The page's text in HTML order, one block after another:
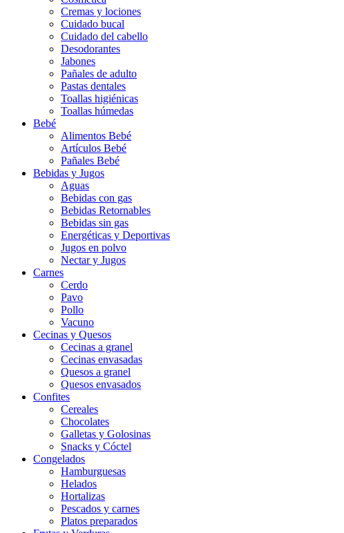
Cremas y lociones
Cuidado bucal
Cuidado del cabello
Desodorantes
Jabones
Pañales de adulto
Pastas dentales
Toallas higiénicas
Toallas húmedas
Bebé
Alimentos Bebé
Artículos Bebé
Pañales Bebé
Bebidas y Jugos
Aguas
Bebidas con gas
Bebidas Retornables
Bebidas sin gas
Energéticas y Deportivas
Jugos en polvo
Nectar y Jugos
Carnes
Cerdo
Pavo
Pollo
Vacuno
Cecinas y Quesos
Cecinas a granel
Cecinas envasadas
Quesos a granel
Quesos envasados
Confites
Cereales
Chocolates
Galletas y Golosinas
Snacks y Cóctel
Congelados
Hamburguesas
Helados
Hortalizas
Pescados y carnes
Platos preparados